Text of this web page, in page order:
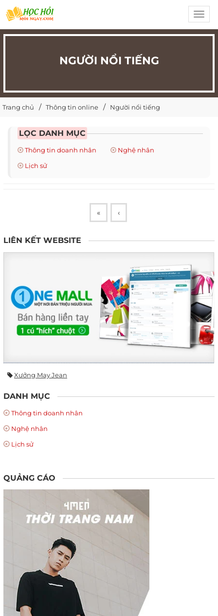
NGƯỜI NỔI TIẾNG
Trang chủ Thông tin online Người nổi tiếng
LỌC DANH MỤC
Thông tin doanh nhân
Nghệ nhân
Lịch sử
« ‹
LIÊN KẾT WEBSITE
Xưởng May Jean
DANH MỤC
Thông tin doanh nhân
Nghệ nhân
Lịch sử
QUẢNG CÁO